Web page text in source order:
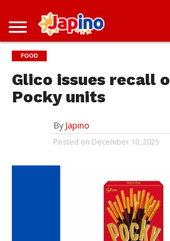
NEWS
ENTERTAINMENT
LIVES
EVENTS
LIVING
IN
ONLY
IN
OFW
IMMIGRATION
PROMO
DEAL
JOBS
FOOD
Glico issues recall
Pocky units
By Japino
Posted on December 10, 2025